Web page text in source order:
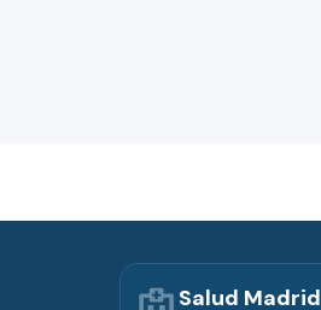
Salud Madrid